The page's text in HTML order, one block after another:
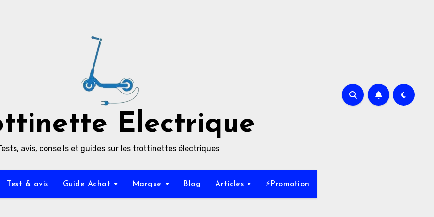
Electrique
avis, conseils et guides sur les trottinettes électriques
Test & avis Guide Achat Marque Blog Articles ⚡Promotion